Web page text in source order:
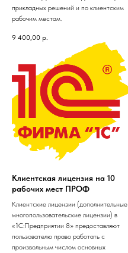
прикладных решений и по клиентским
рабочим местам.
9 400,00 р.
Клиентская лицензия на 10
рабочих мест ПРОФ
Клиентские лицензии (дополнительные
многопользовательские лицензии) в
«1С:Предприятии 8» предоставляют
пользователю право работать с
произвольным числом основных